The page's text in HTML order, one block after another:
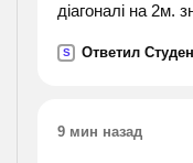
діагоналі на 2м.
S Ответил
9 мин назад